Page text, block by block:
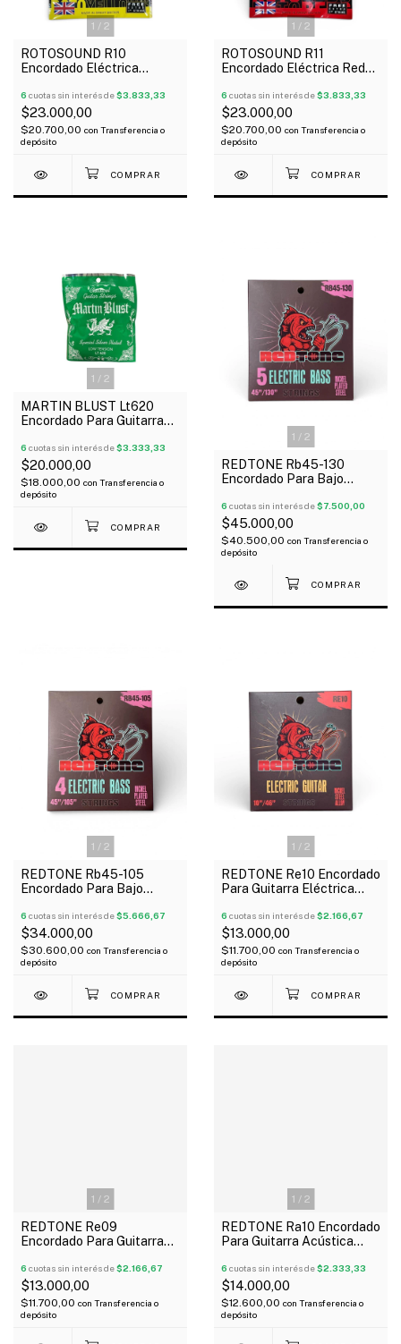
1 / 2
ROTOSOUND R10
Encordado Eléctrica
6 cuotas sin interés de$3.833,33
$23.000,00
$20.700,00 con Transferencia o
depósito
1 / 2
ROTOSOUND R11
Encordado Eléctrica Reds
6 cuotas sin interés de$3.833,33
$23.000,00
$20.700,00 con Transferencia o
depósito
1 / 2
MARTIN BLUST Lt620
Encordado Para Guitarra
Baja
6 cuotas sin interés de$3.333,33
$20.000,00
$18.000,00 con Transferencia o
depósito
1 / 2
REDTONE Rb45-130
Encordado Para Bajo
130
6 cuotas sin interés de$7.500,00
$45.000,00
$40.500,00 con Transferencia o
depósito
1 / 2
REDTONE Rb45-105
Encordado Para Bajo
105
6 cuotas sin interés de$5.666,67
$34.000,00
$30.600,00 con Transferencia o
depósito
1 / 2
REDTONE Re10 Encordado
Para Guitarra Eléctrica
6 cuotas sin interés de$2.166,67
$13.000,00
$11.700,00 con Transferencia o
depósito
1 / 2
REDTONE Re09
Encordado Para Guitarra
6 cuotas sin interés de$2.166,67
$13.000,00
$11.700,00 con Transferencia o
depósito
1 / 2
REDTONE Ra10 Encordado
Para Guitarra Acústica
6 cuotas sin interés de$2.333,33
$14.000,00
$12.600,00 con Transferencia o
depósito